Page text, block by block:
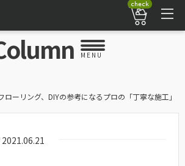
check
MENU
ローリング、DIYの参考になるプロの「丁寧な施工」
2021.06.21